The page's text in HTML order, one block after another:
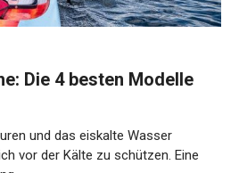
Die 4 besten Modelle
und das eiskalte Wasser
vor der Kälte zu schützen. Eine